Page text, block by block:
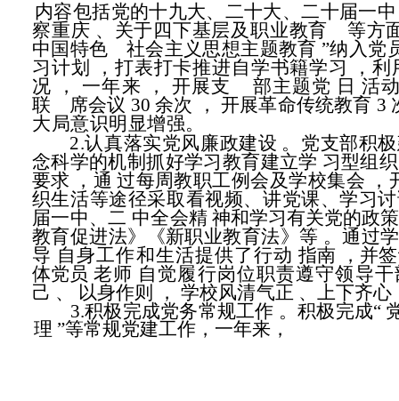
内容包括党的十九大、二十大、二十届一中
察重庆 、关于四下基层及职业教育
等方
中国特色
社会主义思想主题教育 ”纳入党
习计划
，打表打卡推进自学书籍学习
，利
况
， 一年来 ， 开展支 部主题党 日 活
联
席会议 30 余次 ，
开展革命传统教育 3
大局意识明显增强。
2.认真落实党风廉政建设 。党支部积
念科学的机制抓好学习教育建立学 习型组织
要求
，通 过每周教职工例会及学校集会
织生活等途径采取看视频、讲党课、学习
届一中、二 中全会精 神和学习有关党的政
教育促进法》《新职业教育法》等 。通过
导 自身工作和生活提供了行动 指南
，并
体党员 老师 自觉履行岗位职责遵守领导
己 、 以身作则 ， 学校风清气正 、上下齐心
3.积极完成党务常规工作 。积极完成“
理 ”等常规党建工作，一年来，